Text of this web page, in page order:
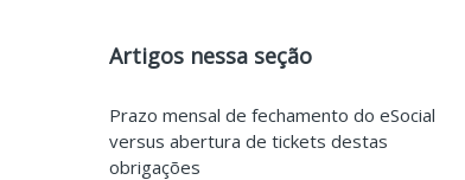
Artigos nessa seção
Prazo mensal de fechamento do eSocial
versus abertura de tickets destas
obrigações